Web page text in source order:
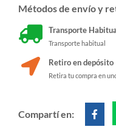
Métodos de envío y
Transporte
Transporte habitual
Retiro en depósito
Retira tu compra en
Compartí en: